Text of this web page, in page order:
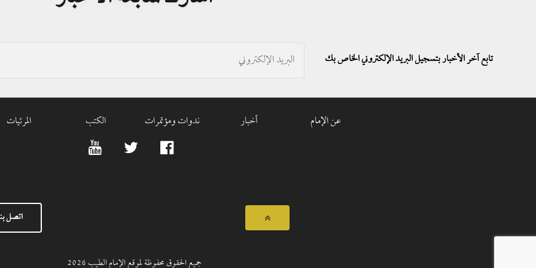
تابع آخر الأخبار بتسجيل البريد الإلكتروني الخاص بك
عن الإمام أخبار ندوات ومؤتمرات الكتب المرئيات
اتصل
جميع الحقوق محفوظة لموقع الإمام الطيب2026